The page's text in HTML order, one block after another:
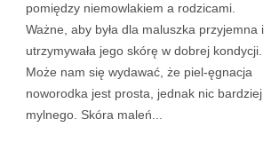
pomiędzy niemowlakiem a rodzicami.
Ważne, aby była dla maluszka przyjemna i
utrzymywała jego skórę w dobrej kondycji.
Może nam się wydawać, że piel-ęgnacja
noworodka jest prosta, jednak nic bardziej
mylnego. Skóra maleń...